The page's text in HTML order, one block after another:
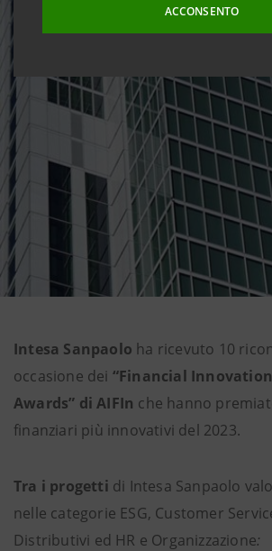
ACCONSENTO
Intesa Sanpaolo ha ricevuto 10
occasione dei “Financial
Awards” di AIFIn che hanno
finanziari più innovativi del 2023.
Tra i progetti di Intesa Sanpaolo
nelle categorie ESG, Customer
Distributivi ed HR e Organizzazione: